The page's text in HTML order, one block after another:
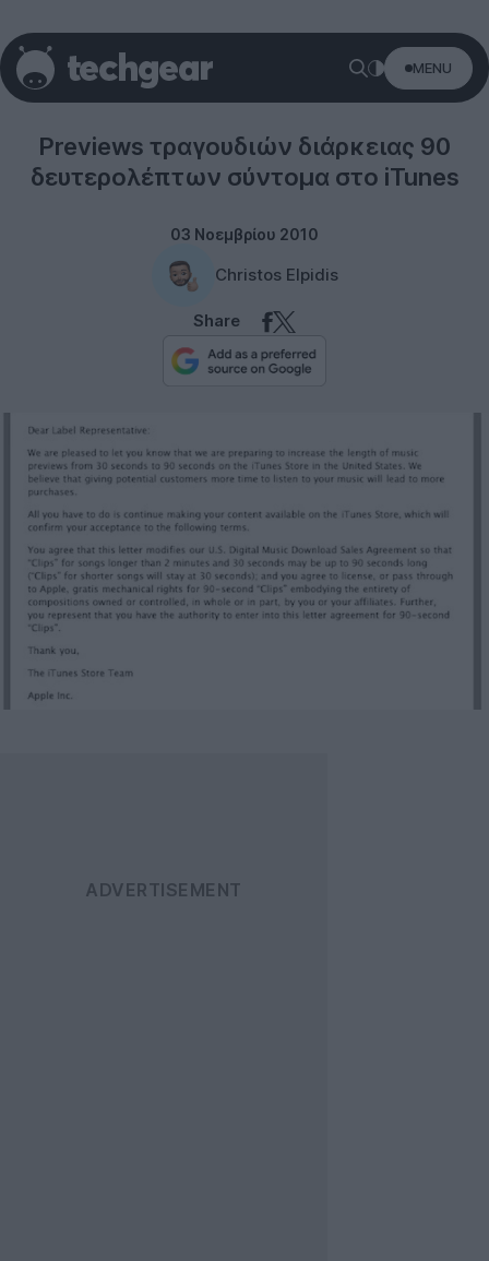
MENU
Previews τραγουδιών διάρκειας 90
δευτερολέπτων σύντομα στο iTunes
03 Νοεμβρίου 2010
Christos Elpidis
Share